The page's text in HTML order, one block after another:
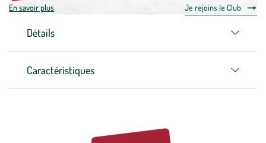
En savoir plus Je rejoins le Club
Détails
Caractéristiques